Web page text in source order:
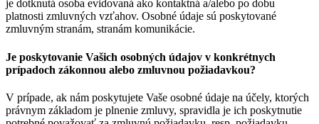
je dotknutá osoba evidovaná ako kontaktná a/alebo po dobu
platnosti zmluvných vzťahov. Osobné údaje sú poskytované
zmluvným stranám, stranám komunikácie.
Je poskytovanie Vašich osobných údajov v konkrétnych
prípadoch zákonnou alebo zmluvnou požiadavkou?
V prípade, ak nám poskytujete Vaše osobné údaje na účely, ktorých
právnym základom je plnenie zmluvy, spravidla je ich poskytnutie